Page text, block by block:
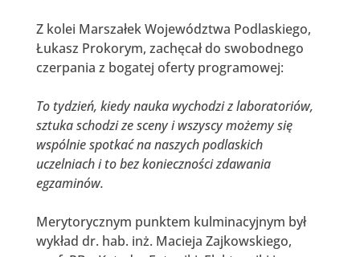
Z kolei Marszałek Województwa Podlaskiego,
Łukasz Prokorym, zachęcał do swobodnego
czerpania z bogatej oferty programowej:
To tydzień, kiedy nauka wychodzi z laboratoriów,
sztuka schodzi ze sceny i wszyscy możemy się
wspólnie spotkać na naszych podlaskich
uczelniach i tobez konieczności zdawania
egzaminów.
Merytorycznym punktem kulminacyjnym był
wykład dr. hab. inż. Macieja Zajkowskiego,